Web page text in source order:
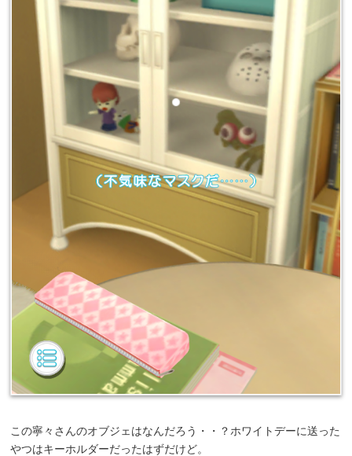
この寧々さんのオブジェはなんだろう・・？ホワイトデーに送った
やつはキーホルダーだったはずだけど。